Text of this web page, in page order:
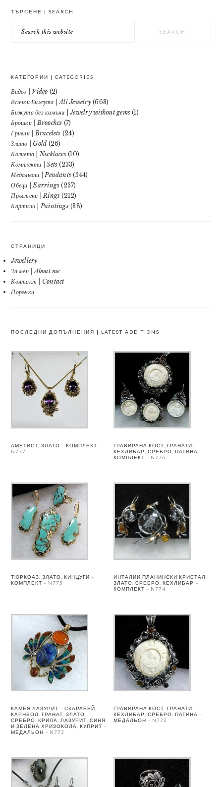
ТЪРСЕНЕ | SEARCH
this
КАТЕГОРИИ | CATEGORIES
Видео | Video (2)
Всички Бижута | All Jewelry(663)
Бижута без камъни | Jewelry without gems (1)
Брошки | Brooches (7)
Гривни | Bracelets (24)
Злато | Gold (26)
Колиета | Necklaces(10)
Комплекти | Sets (233)
Медальони | Pendants (544)
Обеци | Earrings (237)
Пръстени | Rings (212)
Картини | Paintings(38)
СТРАНИЦИ
Jewellery
За мен | About me
Контакт | Contact
Поръчки
ПОСЛЕДНИ ДОПЪЛНЕНИЯ | LATEST ADDITIONS
АМЕТИСТ, ЗЛАТО – КОМПЛЕКТ –
N777
ГРАВИРАНА КОСТ, ГРАНАТИ,
КЕХЛИБАР, СРЕБРО, ПАТИНА –
КОМПЛЕКТ – N776
ТЮРКОАЗ, ЗЛАТО, КИНЦУГИ –
КОМПЛЕКТ – N775
ИНТАЛИИ ПЛАНИНСКИ КРИСТАЛ,
ЗЛАТО, СРЕБРО, КЕХЛИБАР –
КОМПЛЕКТ – N774
КАМЕЯ ЛАЗУРИТ – СКАРАБЕЙ,
КАРНЕОЛ, ГРАНАТ, ЗЛАТО,
СРЕБРО. КРИЛА: ЛАЗУРИТ, СИНЯ
И ЗЕЛЕНА ХРИЗОКОЛА, КУПРИТ –
МЕДАЛЬОН – N773
ГРАВИРАНА КОСТ, ГРАНАТИ,
КЕХЛИБАР, СРЕБРО, ПАТИНА –
МЕДАЛЬОН – N772